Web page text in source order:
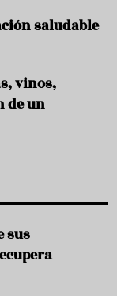
saludable
vinos,
de un
sus